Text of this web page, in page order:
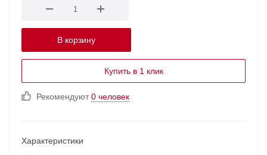
В корзину
Купить в 1 клик
Рекомендуют0 человек
Характеристики